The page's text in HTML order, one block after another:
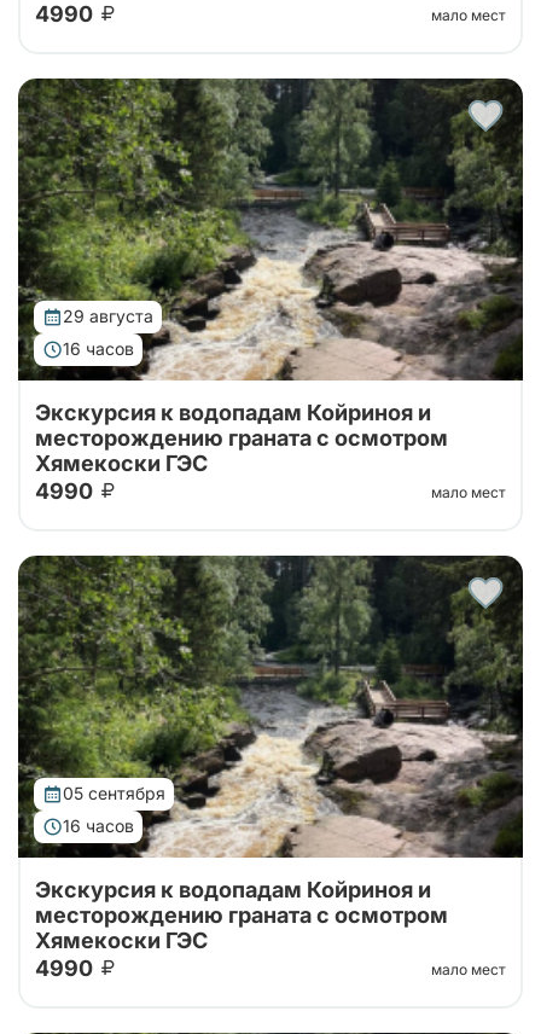
финские гидроэлектростанции и гранатовые копи.
Природа, история и минералы в насыщенном и
увлекательном маршруте.
4990
мало мест
29 августа
16 часов
финские гидроэлектростанции и гранатовые копи.
Природа, история и минералы в насыщенном и
увлекательном маршруте.
Экскурсия к водопадам Койриноя и
месторождению граната с осмотром
Хямекоски ГЭС
4990
мало мест
05 сентября
16 часов
Экскурсия к водопадам Койриноя и
месторождению граната с осмотром
Хямекоски ГЭС
4990
мало мест